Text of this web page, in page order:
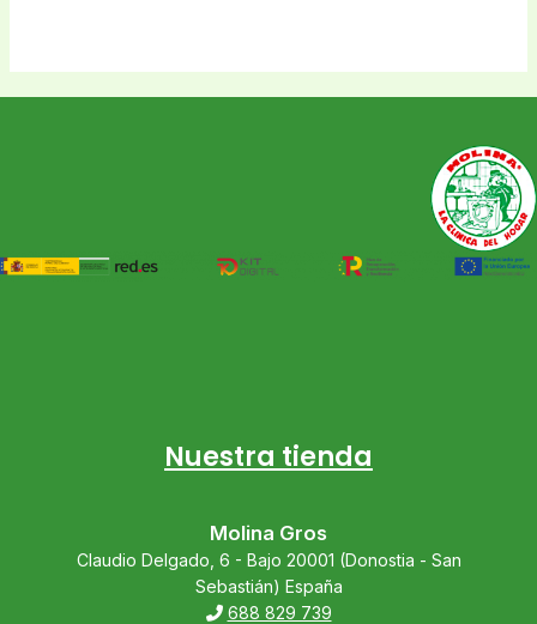
Nuestra tienda
Molina Gros
Claudio Delgado, 6 - Bajo 20001 (Donostia - San
Sebastián) España
688 829 739